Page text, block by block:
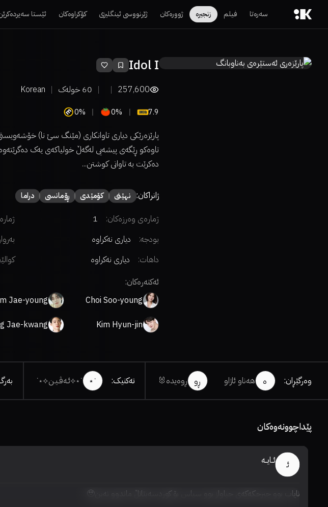
سەرەتا فیلم زنجیرە ژوورەکان ژێرنووسی ئینگلیزی کۆکراوەکان ئێستا
Idol I
257,600
60 خولەک Korean
7.9
0%
0%
پارێزەرێکی دیاری تاوانکاری (مێنگ سێ نا)
تاوەکو ڕێگەی پیشەیی لەگەڵ خولیاکەی یەک
دەکرێت بە تاوانی کوشتن...
ژانراکان: نهێنی کۆمێدی ڕۆمانسی دراما
ژمارەی وەرزەکان: 1
بودجە:
دیاری نەکراوە
داهات:
دیاری نەکراوە
ئەکتەرەکان:
Choi Soo-young
Jae-young
Kim Hyun-jin
Jae-kwang
وەرگێڕان: ه هەناو ئاژاو ڕو ڕوەیدە🐰 تەکنیک:
˙⋆ ˙⋆⟡ئـەڤـیـن⟡⋆˙
پێداچوونەوەکان
ئـ ئــایــە
نایاب بوو چیرحکەکەی جیاواز بوو سپاس بۆ کوردسەبتاتڵ ماندوو نەبن🥹